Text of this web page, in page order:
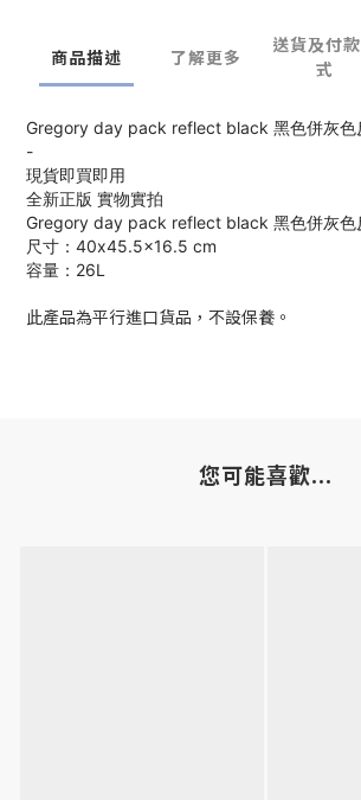
商品描述 了解更多
送貨及付
式
Gregory day pack reflect black 黑色併灰色
-
現貨即買即用
全新正版 實物實拍
Gregory day pack reflect black 黑色併灰色
尺寸：40x45.5x16.5 cm
容量：26L
此產品為平行進口貨品，不設保養。
您可能喜歡...